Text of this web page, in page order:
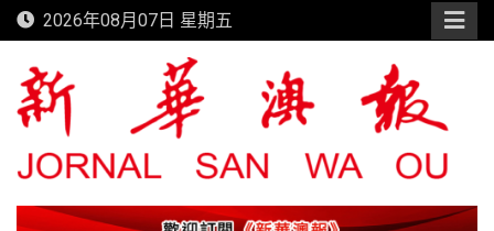
Skip
to
content
2026年08月07日 星期五
新華澳報